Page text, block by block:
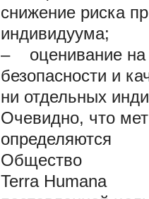
снижение риска
индивидуума;
– оценивание на
безопасности и
ни отдельных
Очевидно, что
определяются
Общество
Terra Humana